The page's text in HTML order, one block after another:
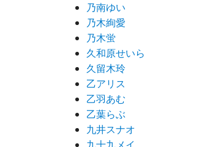
乃南ゆい
乃木絢愛
乃木蛍
久和原せいら
久留木玲
乙アリス
乙羽あむ
乙葉らぶ
九井スナオ